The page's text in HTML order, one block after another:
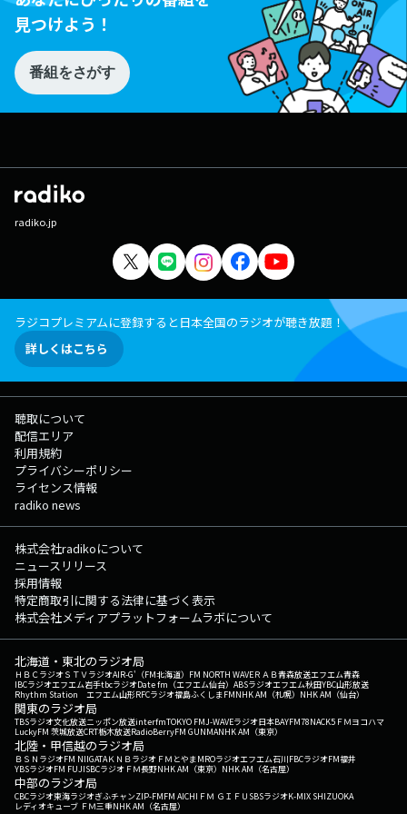
見つけよう！
番組をさがす
radiko.jp
ラジコプレミアムに登録すると日本全国のラジオが聴き放題！
詳しくはこちら
聴取について
配信エリア
利用規約
プライバシーポリシー
ライセンス情報
radiko news
株式会社radikoについて
ニュースリリース
採用情報
特定商取引に関する法律に基づく表示
株式会社メディアプラットフォームラボについて
北海道・東北のラジオ局
ＨＢＣラジオＳＴＶラジオAIR-G'（FM北海道） FM NORTH WAVEＲＡＢ青森放送エフエム青森
IBCラジオエフエム岩手tbcラジオDate fm（エフエム仙台） ABSラジオエフエム秋田YBC山形放送
Rhythm Station エフエム山形RFCラジオ福島ふくしまFMNHK AM（札幌） NHK AM（仙台）
関東のラジオ局
TBSラジオ文化放送ニッポン放送interfmTOKYO FMJ-WAVEラジオ日本BAYFM78NACK5 ＦＭヨコハマ
LuckyFM 茨城放送CRT栃木放送RadioBerryFM GUNMANHK AM（東京）
北陸・甲信越のラジオ局
ＢＳＮラジオFM NIIGATAＫＮＢラジオ ＦＭとやまMROラジオエフエム石川FBCラジオFM福井
YBSラジオFM FUJISBCラジオ ＦＭ長野NHK AM（東京） NHK AM（名古屋）
中部のラジオ局
CBCラジオ東海ラジオぎふチャンZIP-FMFM AICHI ＦＭ ＧＩＦＵ SBSラジオK-MIX SHIZUOKA
レディオキューブ ＦＭ三重NHK AM（名古屋）